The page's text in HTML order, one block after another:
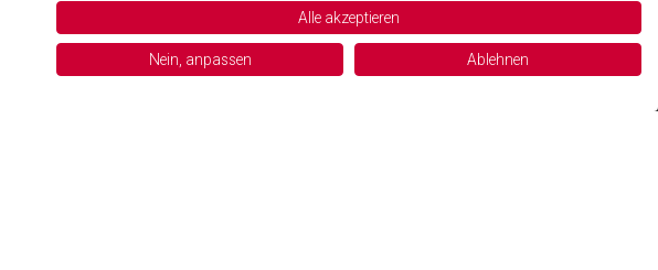
Powered and managed by
Alle akzeptieren
Nein, anpassen Ablehnen